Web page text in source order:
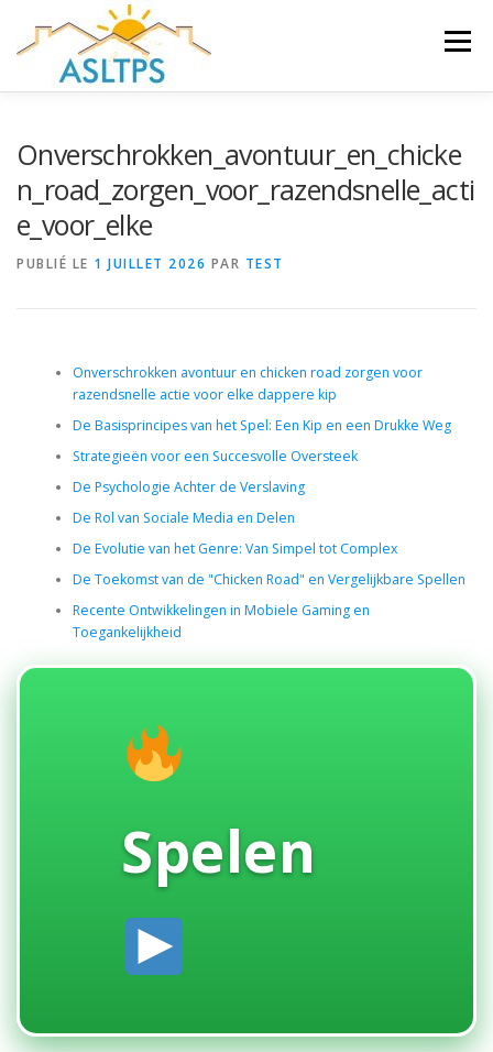
contenu
Menu
Onverschrokken_avontuur_en_chicke
n_road_zorgen_voor_razendsnelle_acti
e_voor_elke
PUBLIÉ LE 1 JUILLET 2026 PAR TEST
Onverschrokken avontuur en chicken road zorgen voor
razendsnelle actie voor elke dappere kip
De Basisprincipes van het Spel: Een Kip en een Drukke Weg
Strategieën voor een Succesvolle Oversteek
De Psychologie Achter de Verslaving
De Rol van Sociale Media en Delen
De Evolutie van het Genre: Van Simpel tot Complex
De Toekomst van de "Chicken Road" en Vergelijkbare Spellen
Recente Ontwikkelingen in Mobiele Gaming en
Toegankelijkheid
Spelen